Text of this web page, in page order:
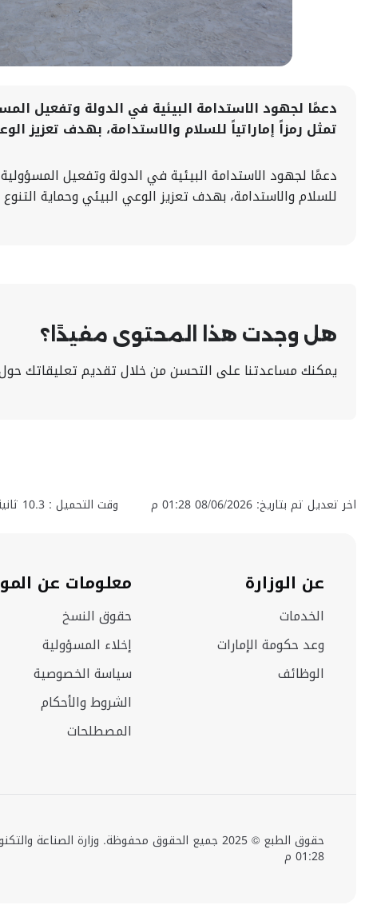
دعمًا لجهود الاستدامة البيئية في الدولة وتفعيل
تمثل رمزاً إماراتياً للسلام والاستدامة، بهدف تعزيز
دعمًا لجهود الاستدامة البيئية في الدولة وتفعيل
للسلام والاستدامة، بهدف تعزيز الوعي البيئي وحماية
هل وجدت هذا المحتوى مفيدًا؟
يمكنك مساعدتنا على التحسن من خلال تقديم تعليقاتك
اخر تعديل تم بتاريخ: 08/06/2026 01:28 م وقت التحميل : 10.3
عن الوزارة
الخدمات
وعد حكومة الإمارات
الوظائف
معلومات عن
حقوق النسخ
إخلاء المسؤولية
سياسة الخصوصية
الشروط والأحكام
المصطلحات
01:28 م